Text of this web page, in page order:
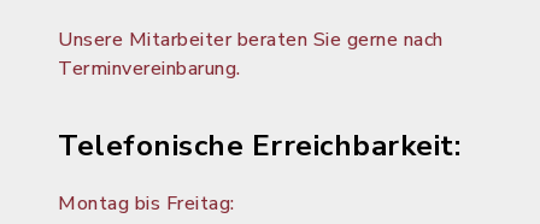
Unsere Mitarbeiter beraten Sie gerne nach
Terminvereinbarung.
Telefonische Erreichbarkeit:
Montag bis Freitag: